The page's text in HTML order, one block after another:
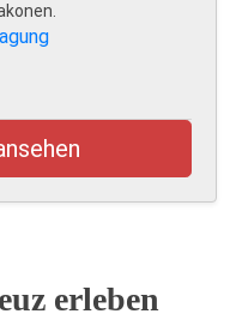
erleben